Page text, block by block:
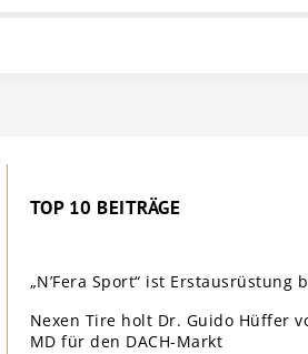
TOP 10 BEITRÄGE
„N’Fera Sport“ ist Erstausrüstung
Nexen Tire holt Dr. Guido Hüffer
MD für den DACH-Markt